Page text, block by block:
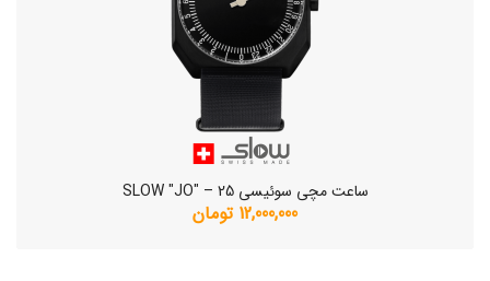
ساعت مچی سوئیسی SLOW "JO" – 25
12,000,000 تومان